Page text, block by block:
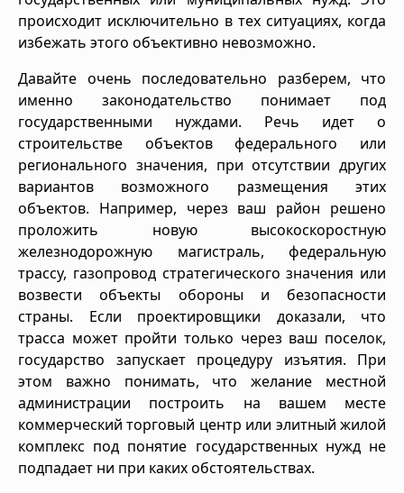
происходит исключительно в тех ситуациях, когда
избежать этого объективно невозможно.
Давайте очень последовательно разберем, что
именно законодательство понимает под
государственными нуждами. Речь идет о
строительстве объектов федерального или
регионального значения, при отсутствии других
вариантов возможного размещения этих
объектов. Например, через ваш район решено
проложить новую высокоскоростную
железнодорожную магистраль, федеральную
трассу, газопровод стратегического значения или
возвести объекты обороны и безопасности
страны. Если проектировщики доказали, что
трасса может пройти только через ваш поселок,
государство запускает процедуру изъятия. При
этом важно понимать, что желание местной
администрации построить на вашем месте
коммерческий торговый центр или элитный жилой
комплекс под понятие государственных нужд не
подпадает ни при каких обстоятельствах.